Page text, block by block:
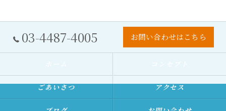
03-4487-4005 お問い合わせはこちら
ごあいさつ アクセス